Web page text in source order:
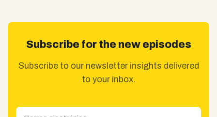
Subscribe for the new episodes
Subscribe to our newsletter insights delivered
to your inbox.